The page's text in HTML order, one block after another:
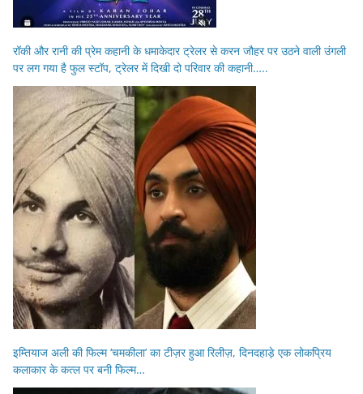
रॉकी और रानी की प्रेम कहानी के धमाकेदार ट्रेलर से करन जौहर पर उठने वाली उंगली
पर लग गया है फुल स्टॉप, ट्रेलर में दिखी दो परिवार की कहानी…..
इम्तियाज अली की फिल्म ‘चमकीला’ का टीज़र हुआ रिलीज़, दिनदहाड़े एक लोकप्रिय
कलाकार के कत्ल पर बनी फिल्म…